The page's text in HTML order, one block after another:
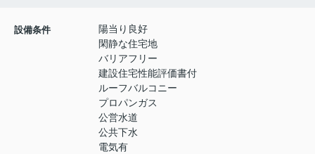
設備条件
陽当り良好
閑静な住宅地
バリアフリー
建設住宅性能評価書付
ルーフバルコニー
プロパンガス
公営水道
公共下水
電気有